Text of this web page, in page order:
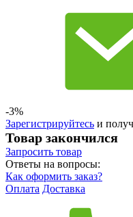
-3%
Зарегистрируйтесь и
Товар закончился
Запросить товар
Ответы на вопросы:
Как оформить заказ?
Оплата Доставка